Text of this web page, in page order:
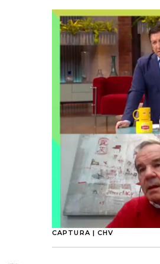
CAPTURA | CHV